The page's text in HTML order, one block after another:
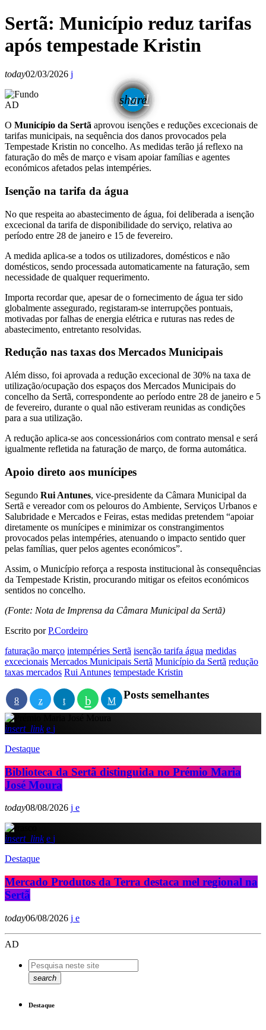
Sertã: Município reduz tarifas
após tempestade Kristin
today02/03/2026
share
email
AD
O Município da Sertã aprovou isenções e reduções excecionais de
tarifas municipais, na sequência dos danos provocados pela
Tempestade Kristin no concelho. As medidas terão já reflexo na
faturação do mês de março e visam apoiar famílias e agentes
económicos afetados pelas intempéries.
Isenção na tarifa da água
No que respeita ao abastecimento de água, foi deliberada a isenção
excecional da tarifa de disponibilidade do serviço, relativa ao
período entre 28 de janeiro e 15 de fevereiro.
A medida aplica-se a todos os utilizadores, domésticos e não
domésticos, sendo processada automaticamente na faturação, sem
necessidade de qualquer requerimento.
Importa recordar que, apesar de o fornecimento de água ter sido
globalmente assegurado, registaram-se interrupções pontuais,
motivadas por falhas de energia elétrica e ruturas nas redes de
abastecimento, entretanto resolvidas.
Redução nas taxas dos Mercados Municipais
Além disso, foi aprovada a redução excecional de 30% na taxa de
utilização/ocupação dos espaços dos Mercados Municipais do
concelho da Sertã, correspondente ao período entre 28 de janeiro e 5
de fevereiro, durante o qual não estiveram reunidas as condições
para a sua utilização.
A redução aplica-se aos concessionários com contrato mensal e será
igualmente refletida na faturação de março, de forma automática.
Apoio direto aos munícipes
Segundo Rui Antunes, vice-presidente da Câmara Municipal da
Sertã e vereador com os pelouros do Ambiente, Serviços Urbanos e
Salubridade e Mercados e Feiras, estas medidas pretendem “apoiar
diretamente os munícipes e minimizar os constrangimentos
provocados pelas intempéries, atenuando o impacto sentido quer
pelas famílias, quer pelos agentes económicos”.
Assim, o Município reforça a resposta institucional às consequências
da Tempestade Kristin, procurando mitigar os efeitos económicos
sentidos no concelho.
(Fonte: Nota de Imprensa da Câmara Municipal da Sertã)
Escrito porP.Cordeiro
faturação março intempéries Sertã isenção tarifa água medidas
excecionais Mercados Municipais Sertã Município da Sertã redução
taxas mercados Rui Antunes tempestade Kristin
Posts semelhantes
insert_link
Destaque
Biblioteca da Sertã distinguida no Prémio Maria
José Moura
today08/08/2026
insert_link
Destaque
Mercado Produtos da Terra destaca mel regional na
Sertã
today06/08/2026
AD
search
Destaque